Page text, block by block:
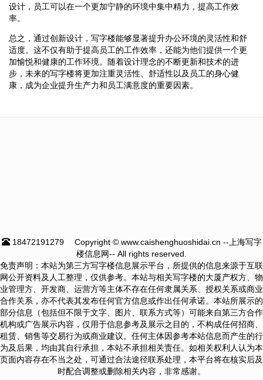
设计，员工可以在一个更加宁静的环境中集中精力，提高工作效
率。
总之，通过创新设计，写字楼能够显著提升办公环境的灵活性和舒
适度。这不仅有助于提高员工的工作效率，还能为他们提供一个更
加愉悦和健康的工作环境。随着设计理念的不断更新和技术的进
步，未来的写字楼将更加注重灵活性、舒适性以及员工的身心健
康，成为企业提升生产力和员工满意度的重要因素。
18472191279
Copyright © www.caishenghuoshidai.cn --上海写字
楼信息网-- All rights reserved.
免责声明：本站为第三方写字楼信息展示平台，所提供的信息来源于互联
网公开资料及人工整理，仅供参考。本站与相关写字楼的大厦产权方、物
业管理方、开发商、运营方等主体不存在任何隶属关系、授权关系或商业
合作关系，亦不代表其发布任何官方信息或作出任何承诺。本站所展示的
部分信息（包括但不限于文字、图片、联系方式等）可能来自第三方合作
机构或广告展示内容，仅用于信息参考及展示之目的，不构成任何招商、
租赁、销售等交易行为或商业建议。任何主体因参考本站信息而产生的行
为及后果，均由其自行承担，本站不承担相关责任。如相关权利人认为本
页面内容存在不当之处，可通过合法途径联系处理，本平台将在核实后及
时配合调整或删除相关内容，非常感谢。